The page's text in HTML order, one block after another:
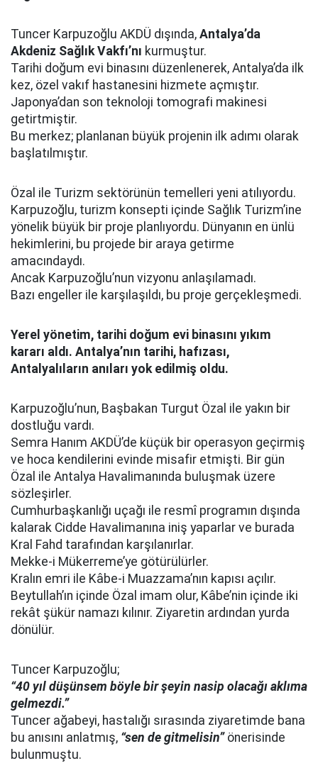
Tuncer Karpuzoğlu AKDÜ dışında, Antalya’da
Akdeniz Sağlık Vakfı’nı kurmuştur.
Tarihi doğum evi binasını düzenlenerek, Antalya’da ilk
kez, özel vakıf hastanesini hizmete açmıştır.
Japonya’dan son teknoloji tomografi makinesi
getirtmiştir.
Bu merkez; planlanan büyük projenin ilk adımı olarak
başlatılmıştır.
Özal ile Turizm sektörünün temelleri yeni atılıyordu.
Karpuzoğlu, turizm konsepti içinde Sağlık Turizm’ine
yönelik büyük bir proje planlıyordu. Dünyanın en ünlü
hekimlerini, bu projede bir araya getirme
amacındaydı.
Ancak Karpuzoğlu’nun vizyonu anlaşılamadı.
Bazı engeller ile karşılaşıldı, bu proje gerçekleşmedi.
Yerel yönetim, tarihi doğum evi binasını yıkım
kararı aldı. Antalya’nın tarihi, hafızası,
Antalyalıların anıları yok edilmiş oldu.
Karpuzoğlu’nun, Başbakan Turgut Özal ile yakın bir
dostluğu vardı.
Semra Hanım AKDÜ’de küçük bir operasyon geçirmiş
ve hoca kendilerini evinde misafir etmişti. Bir gün
Özal ile Antalya Havalimanında buluşmak üzere
sözleşirler.
Cumhurbaşkanlığı uçağı ile resmî programın dışında
kalarak Cidde Havalimanına iniş yaparlar ve burada
Kral Fahd tarafından karşılanırlar.
Mekke-i Mükerreme’ye götürülürler.
Kralın emri ile Kâbe-i Muazzama’nın kapısı açılır.
Beytullah’ın içinde Özal imam olur, Kâbe’nin içinde iki
rekât şükür namazı kılınır. Ziyaretin ardından yurda
dönülür.
Tuncer Karpuzoğlu;
“40 yıl düşünsem böyle bir şeyin nasip olacağı aklıma
gelmezdi.”
Tuncer ağabeyi, hastalığı sırasında ziyaretimde bana
bu anısını anlatmış, “sen de gitmelisin”önerisinde
bulunmuştu.